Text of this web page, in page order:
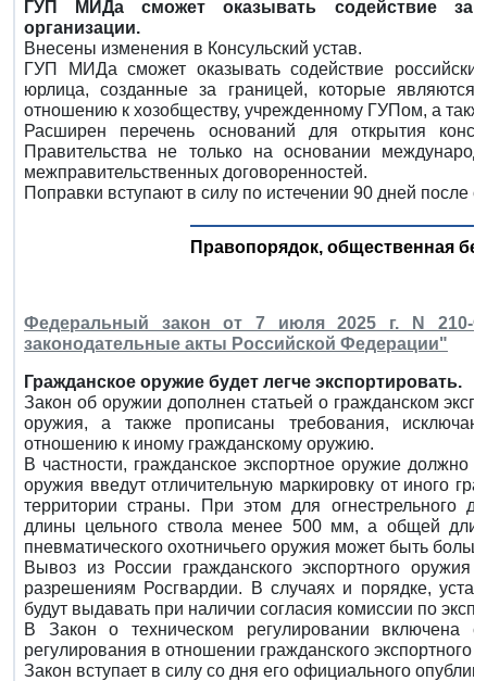
ГУП МИДа сможет оказывать содействие
организации.
Внесены изменения в Консульский устав.
ГУП МИДа сможет оказывать содействие
юрлица, созданные за границей, которые
отношению к хозобществу, учрежденному ГУПом, а
Расширен перечень оснований для открытия
Правительства не только на основании
межправительственных договоренностей.
Поправки вступают в силу по истечении 90 дней после
Правопорядок, общественная
Федеральный закон от 7 июля 2025 г. N 210-
законодательные акты Российской Федерации"
Гражданское оружие будет легче экспортировать.
Закон об оружии дополнен статьей о гражданском
оружия, а также прописаны требования,
отношению к иному гражданскому оружию.
В частности, гражданское экспортное оружие должно
оружия введут отличительную маркировку от иного
территории страны. При этом для огнестрельного
длины цельного ствола менее 500 мм, а общей
пневматического охотничьего оружия может быть
Вывоз из России гражданского экспортного
разрешениям Росгвардии. В случаях и порядке,
будут выдавать при наличии согласия комиссии по
В Закон о техническом регулировании включена
регулирования в отношении гражданского экспортного
Закон вступает в силу со дня его официального